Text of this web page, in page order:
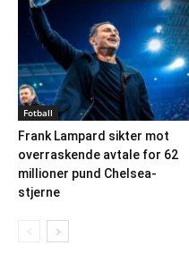
Fotball
Frank Lampard sikter mot
overraskende avtale for 62
millioner pund Chelsea-
stjerne